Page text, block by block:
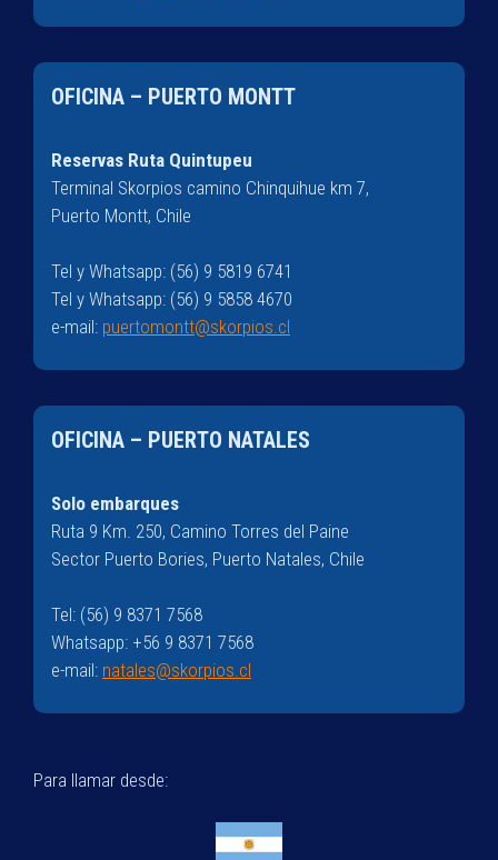
OFICINA – PUERTO MONTT
Reservas Ruta Quintupeu
Terminal Skorpios camino Chinquihue km 7,
Puerto Montt, Chile
Tel y Whatsapp: (56) 9 5819 6741
Tel y Whatsapp: (56) 9 5858 4670
e-mail: puertomontt@skorpios.cl
OFICINA – PUERTO NATALES
Solo embarques
Ruta 9 Km. 250, Camino Torres del Paine
Sector Puerto Bories, Puerto Natales, Chile
Tel: (56) 9 8371 7568
Whatsapp: +56 9 8371 7568
e-mail: natales@skorpios.cl
Para llamar desde: